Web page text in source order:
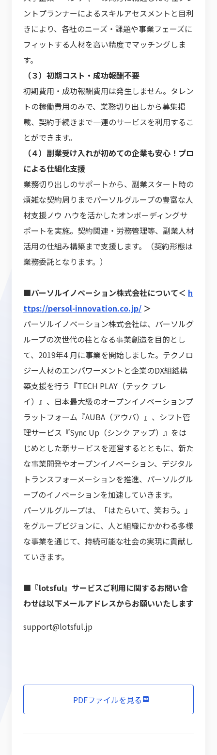
ントプランナーによるスキルアセスメントと目利
きにより、各社のニーズ・課題や事業フェーズに
フィットする人材を高い精度でマッチングしま
す。
（３）初期コスト・成功報酬不要
初期費用・成功報酬費用は発生しません。タレン
トの稼働費用のみで、業務切り出しから募集掲
載、契約手続きまで一連のサービスを利用するこ
とができます。
（４）副業受け入れが初めての企業も安心！プロ
による仕組化支援
業務切り出しのサポートから、副業スタート時の
煩雑な契約周りまでパーソルグループの豊富な人
材支援ノウ ハウを活かしたオンボーディングサ
ポートを実施。契約関連・労務管理等、副業人材
活用の仕組み構築まで支援します。（契約形態は
業務委託となります。）
■パーソルイノベーション株式会社について＜ h
ttps://persol-innovation.co.jp/ ＞
パーソルイノベーション株式会社は、パーソルグ
ループの次世代の柱となる事業創造を目的とし
て、2019年4 月に事業を開始しました。テクノロ
ジー人材のエンパワーメントと企業のDX組織構
築支援を行う『TECH PLAY（テック プレ
イ）』、日本最大級のオープンイノベーションプ
ラットフォーム『AUBA（アウバ）』、シフト管
理サービス『Sync Up（シンク アップ）』をは
じめとした新サービスを運営するとともに、新た
な事業開発やオープンイノベーション、デジタル
トランスフォーメーションを推進、パーソルグル
ープのイノベーションを加速していきます。
パーソルグループは、「はたらいて、笑おう。」
をグループビジョンに、人と組織にかかわる多様
な事業を通じて、持続可能な社会の実現に貢献し
ていきます。
■『lotsful』サービスご利用に関するお問い合
わせは以下メールアドレスからお願いいたします
support@lotsful.jp
PDFファイルを見る